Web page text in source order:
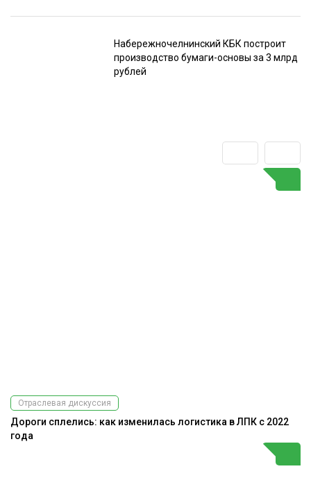
Набережночелнинский КБК построит
производство бумаги-основы за 3 млрд
рублей
Отраслевая дискуссия
Дороги сплелись: как изменилась логистика в ЛПК с 2022
года